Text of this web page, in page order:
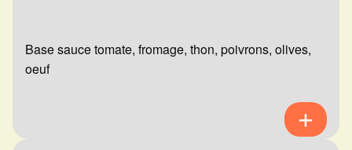
Base sauce tomate, fromage, thon, poivrons, olives,
oeuf